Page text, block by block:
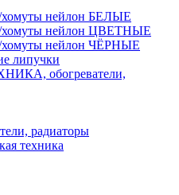
нейлон БЕЛЫЕ
хомуты нейлон ЦВЕТНЫЕ
нейлон ЧЁРНЫЕ
липучки
обогреватели,
радиаторы
техника